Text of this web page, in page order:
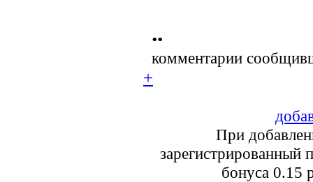
••
комментарии
+
При
зарегистрированный
бонуса 0.15